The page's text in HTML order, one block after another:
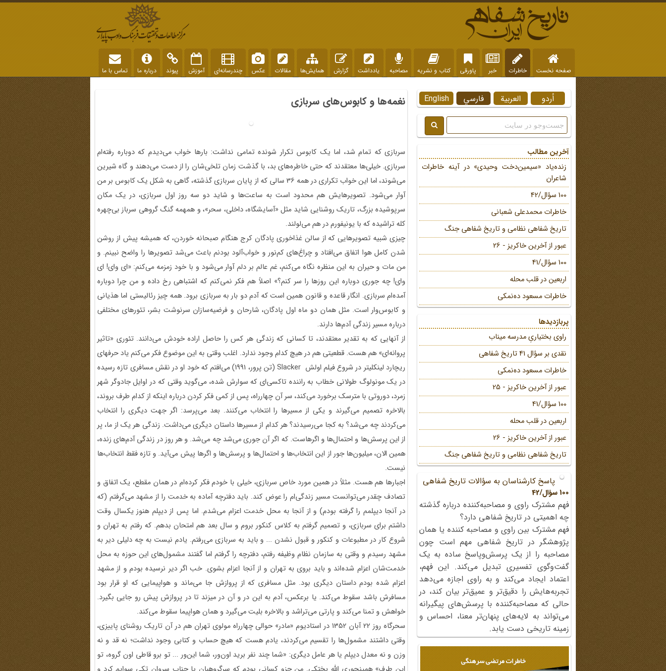
صفحه نخست خاطرات خبر پاورقی کتاب و نشریه مصاحبه یادداشت گزارش همایش‌ها مقالات عکس چندرسانه‌ای آموزش پیوند درباره ما تماس با ما
نغمه‌ها و کابوس‌های سربازی
سربازی که تمام شد، اما یک کابوس تکرار شونده تمامی نداشت: بارها خواب می‌دیدم که دوباره رفته‌ام
سربازی. خیلی‌ها معتقدند که حتی خاطره‌های بد، با گذشت زمان تلخی‌شان را از دست می‌دهند و گاه شیرین
می‌شوند، اما این خواب تکراری در همه 36 سالی که از پایان سربازی گذشته، گاهی به شکل یک کابوس بر من
آوار می‌شود. تصویرهایش هم محدود است به ساعت‌ها و شاید دو سه روز اول سربازی، در یک مکان
سرپوشیده بزرگ، تاریک روشنایی شاید مثل «آسایشگاه، داخلی، سحر»، و همهمه گنگ گروهی سرباز بی‌چهره
کله تراشیده که با یونیفورم در هم می‌لولند.
چیزی شبیه تصویرهایی که از سالن غذاخوری پادگان کرج هنگام صبحانه خوردن، که همیشه پیش از روشن
شدن کامل هوا اتفاق می‌افتاد و چراغ‌های کم‌نور و خواب‌آلود بودنم باعث می‌شد تصویرها را واضح نبینم. و
من مات و حیران به این منظره نگاه می‌کنم، غم عالم بر دلم آوار می‌شود و با خود زمزمه می‌کنم: «ای وای! ای
وای! چه جوری دوباره این روزها را سر کنم؟» اصلاً هم فکر نمی‌کنم که اشتباهی رخ داده و من چرا دوباره
آمده‌ام سربازی. انگار قاعده و قانون همین است که آدم دو بار به سربازی برود. همه چیز رئالیستی اما هذیانی
و کابوس‌وار است. مثل همان دو ماه اول پادگان، شارحان و فرضیه‌سازان سرنوشت بشر، تئورهای مختلفی
درباره مسیر زندگی آدم‌ها دارند.
از آنهایی که به تقدیر معتقدند، تا کسانی که زندگی هر کس را حاصل اراده خودش می‌دانند. تئوری «تاثیر
پروانه‌ای» هم هست. قطعیتی هم در هیچ کدام وجود ندارد. اغلب وقتی به این موضوع فکر می‌کنم یاد حرفهای
ریچارد لینکلیتر در شروع فیلم اولش Slacker (تن پرور، 1991) می‌افتم که خود او در نقش مسافری تازه رسیده
در یک مونولوگ طولانی خطاب به راننده تاکسی‌ای که سوارش شده، می‌گوید وقتی که در اوایل جادوگر شهر
زمرد، دوروتی با مترسک برخورد می‌کند، سر آن چهارراه، پس از کمی فکر کردن درباره اینکه از کدام طرف بروند،
بالاخره تصمیم می‌گیرند و یکی از مسیرها را انتخاب می‌کنند. بعد می‌پرسد: اگر جهت دیگری را انتخاب
می‌کردند چه می‌شد؟ به کجا می‌رسیدند؟ هر کدام از مسیرها داستان دیگری می‌داشت. زندگی هر یک از ما، پر
از این پرسش‌ها و احتمال‌ها و اگرهاست. که اگر آن جوری می‌شد چه می‌شد. و هر روز در زندگی آدم‌های زنده،
همین الان‌، میلیون‌ها جور از این انتخاب‌ها و احتمال‌ها و پرسش‌ها و اگرها پیش می‌آید. و تازه فقط انتخاب‌ها
نیست.
اجبارها هم هست. مثلاً در همین مورد خاص سربازی، خیلی با خودم فکر کرده‌ام در همان مقطع، یک اتفاق و
تصادف چقدر می‌توانست مسیر زندگی‌ام را عوض کند. باید دفترچه آماده به خدمت را از مشهد می‌گرفتم (که
در آنجا دیپلمم را گرفته بودم) و از آنجا به محل خدمت اعزام می‌شدم. اما پس از دیپلم هنوز یکسال وقت
داشتم برای سربازی، و تصمیم گرفتم به کلاس کنکور بروم و سال بعد هم امتحان بدهم. که رفتم به تهران و
شروع کار در مطبوعات و کنکور و قبول نشدن ... و باید به سربازی می‌رفتم. یادم نیست به چه دلیلی دیر به
مشهد رسیدم و وقتی به سازمان نظام وظیفه رفتم، دفترچه را گرفتم اما گفتند مشمول‌های این حوزه به محل
خدمت‌شان اعزام شده‌اند و باید بروی به تهران و از آنجا اعزام بشوی. خب اگر دیر نرسیده بودم و از مشهد
اعزام شده بودم داستان دیگری بود. مثل مسافری که از پروازش جا می‌ماند و هواپیمایی که او قرار بود
مسافرش باشد سقوط می‌کند. یا برعکس، آدم به این در و آن در میزند تا در پروازش پیش رو جایی بگیرد.
خواهش و تمنا می‌کند و پارتی می‌تراشد و بالاخره بلیت می‌گیرد و همان هواپیما سقوط می‌کند.
سحرگاه روز 22 آبان 1352 در استادیوم «مادر» حوالی چهارراه مولوی تهران هم در آن تاریک روشنای پاییزی،
وقتی داشتند مشمول‌ها را تقسیم می‌کردند، یادم هست که هیچ حساب و کتابی وجود نداشت؛ نه قد و نه
وزن و نه معدل دیپلم یا هر عامل دیگری: «شما چند نفر برید اون‌ور، شما این‌ور ... تو برو قاطی اون گروه، تو
English فارسي العربية اُردو
آخرین مطالب
زنده‌یاد «سیمین‌دخت وحیدی» در آینه خاطرات
شاعران
100 سؤال/42
خاطرات محمد‌علی شعبانی
تاریخ شفاهی نظامی و تاریخ شفاهی جنگ
عبور از آخرین خاکریز - 26
100 سؤال/41
اربعین در قلب محله
خاطرات مسعود ده‌نمکی
پربازدیدها
راوی بختیاریِ مدرسه میناب
نقدی بر سؤال 41 تاریخ شفاهی
خاطرات مسعود ده‌نمکی
عبور از آخرین خاکریز - 25
100 سؤال/41
اربعین در قلب محله
عبور از آخرین خاکریز - 26
تاریخ شفاهی نظامی و تاریخ شفاهی جنگ
پاسخ کارشناسان به سؤالات تاریخ شفاهی
100 سؤال/42
فهم مشترک راوی و مصاحبه‌کننده درباره گذشته
چه اهمیتی در تاریخ شفاهی دارد؟
فهم مشترک بین راوی و مصاحبه کننده یا همان
پژوهشگر در تاریخ شفاهی مهم است چون
مصاحبه را از یک پرسش‌وپاسخ ساده به یک
گفت‌وگوی تفسیری تبدیل می‌کند. این فهم،
اعتماد ایجاد می‌کند و به راوی اجازه می‌دهد
تجربه‌هایش را دقیق‌تر و عمیق‌تر بیان کند، در
حالی که مصاحبه‌کننده با پرسش‌های پیگیرانه
می‌تواند به لایه‌های پنهان‌تر معنا، احساس و
زمینه تاریخی دست یابد.